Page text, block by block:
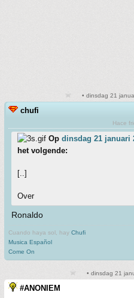
• dinsdag 21
chufi
Hace
Op dinsdag 21 januari
het volgende:
[..]
Over
Ronaldo
Cuando haya sol, hay Chufi
Musica Español
Come On
• dinsdag 21
#ANONIEM